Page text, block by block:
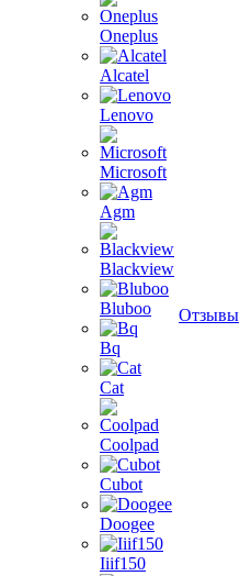
Oneplus
Alcatel
Lenovo
Microsoft
Agm
Blackview
Bluboo
Bq
Cat
Coolpad
Cubot
Doogee
Iiif150
Отзывы